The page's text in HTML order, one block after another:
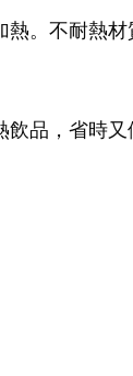
。不耐熱
品，省時又